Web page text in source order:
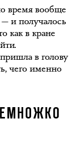
время вообще
и получалось
как в кране
в голову
чего именно